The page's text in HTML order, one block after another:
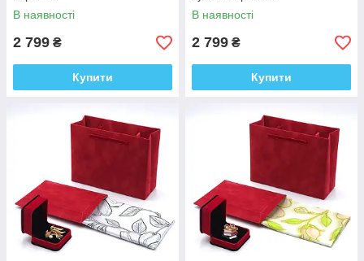
В наявності
2 799 ₴
Купити
В наявності
2 799 ₴
Купити